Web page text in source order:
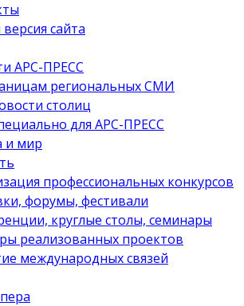
сайта
АРС-ПРЕСС
региональных СМИ
столиц
для АРС-ПРЕСС
и мир
профессиональных конкурсов
форумы, фестивали
круглые столы, семинары
реализованных проектов
международных связей